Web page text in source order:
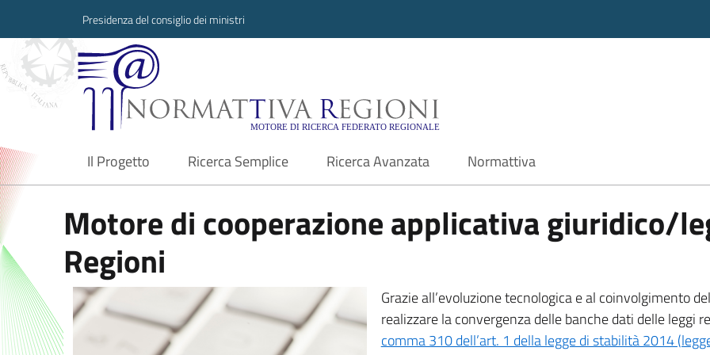
Presidenza del consiglio dei ministri
Normattiva Regioni - Motore di ricerca
Il Progetto
current Ricerca Semplice Ricerca Avanzata Normattiva
Motore di cooperazione applicativa giuridico/
Regioni
Grazie all’evoluzione tecnologica e al coinvolgimento
realizzare la convergenza delle banche dati delle leggi
comma 310 dell’art. 1 della legge di stabilità 2014